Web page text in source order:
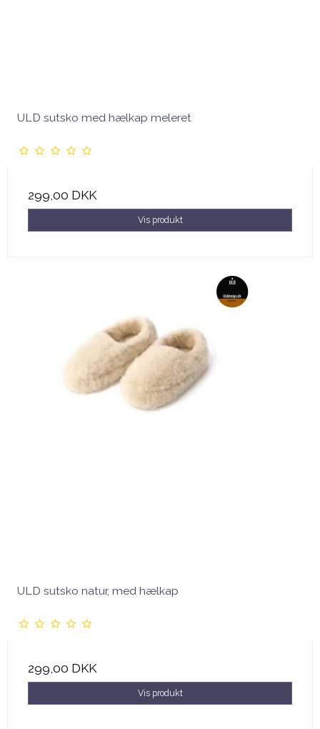
ULD sutsko med hælkap meleret
299,00 DKK
Vis produkt
ULD sutsko natur, med hælkap
299,00 DKK
Vis produkt